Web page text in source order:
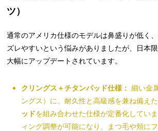
ツ）
通常のアメリカ仕様のモデルは鼻盛りが低く
ズレやすいという悩みがありましたが、日本
大幅にアップデートされています。
クリングス＋チタンパッド仕様： 細い金
ングス）に、耐久性と高級感を兼ね備えた
ッドを組み合わせた仕様が定番化してい
ィング調整が可能になり、まつ毛や頬に